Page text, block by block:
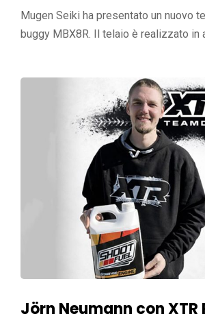
Mugen Seiki ha presentato un nuovo
buggy MBX8R. Il telaio è realizzato in
Jörn Neumann con XTR